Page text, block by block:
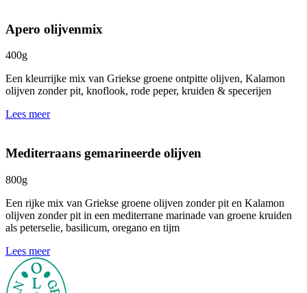
Apero olijvenmix
400g
Een kleurrijke mix van Griekse groene ontpitte olijven, Kalamon
olijven zonder pit, knoflook, rode peper, kruiden & specerijen
Lees meer
Mediterraans gemarineerde olijven
800g
Een rijke mix van Griekse groene olijven zonder pit en Kalamon
olijven zonder pit in een mediterrane marinade van groene kruiden
als peterselie, basilicum, oregano en tijm
Lees meer